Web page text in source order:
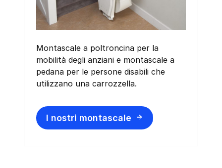
Montascale a poltroncina per la
mobilità degli anziani e montascale a
pedana per le persone disabili che
utilizzano una carrozzella.
I nostri montascale